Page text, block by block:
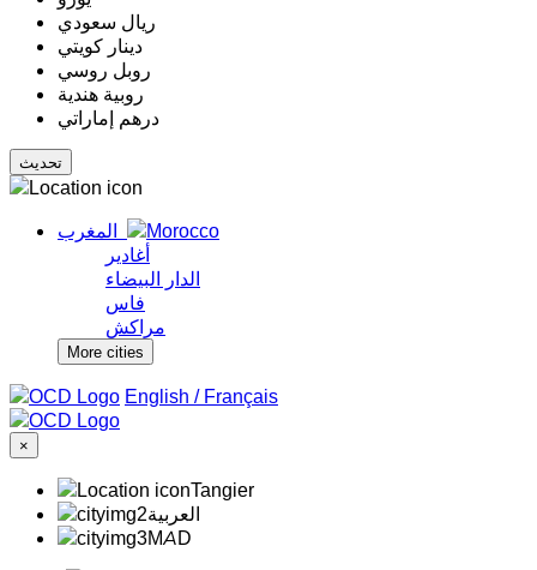
ريال سعودي
دينار كويتي
روبل روسي
روبية هندية
درهم إماراتي
المغرب
أغادير
الدار البيضاء
فاس
مراكش
More cities
/ Français
×
Tangier
‏العربية‏
MAD